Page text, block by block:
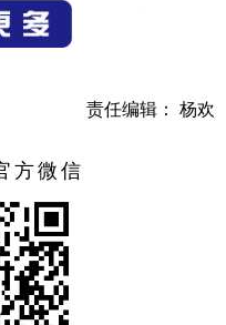
错峰作业、非开挖技术
，通过优化设计、合理
督、竣工验收三级管控体
网工程新建供水管道约
1100米，显著提升了校区
。更楼区块与新安江、
将更新各类管道总计约3.9
测设备，实现管网运行
责任编辑： 杨欢
方微信